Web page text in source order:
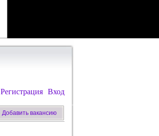
Добавить вакансию
Вход
Регистрация